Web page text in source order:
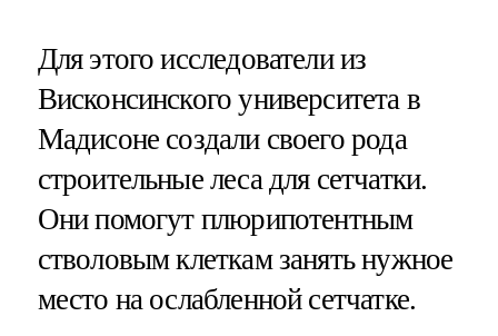
Для этого исследователи из
Висконсинского университета в
Мадисоне создали своего рода
строительные леса для сетчатки.
Они помогут плюрипотентным
стволовым клеткам занять нужное
место на ослабленной сетчатке.